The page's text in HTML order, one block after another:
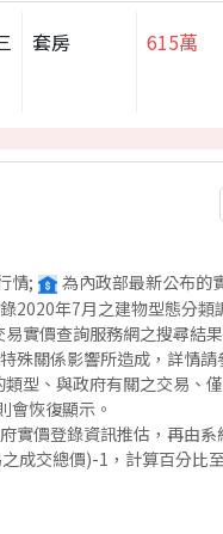
套房 615萬
情; 為內政部最新公布的
2020年7月之建物型態分
實價查詢服務網之搜尋結
殊關係影響所造成，詳情
型、與政府有關之交易、
會恢復顯示。
實價登錄資訊推估，再由
成交總價)-1，計算百分比